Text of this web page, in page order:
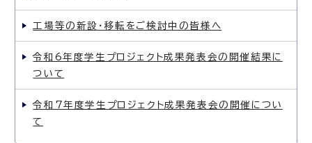
工場等の新設・移転をご検討中の皆様へ
令和6年度学生プロジェクト成果発表会の開催結果に
ついて
令和7年度学生プロジェクト成果発表会の開催につい
て